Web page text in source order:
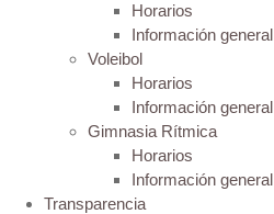
Horarios
Información general
Voleibol
Horarios
Información general
Gimnasia Rítmica
Horarios
Información general
Transparencia